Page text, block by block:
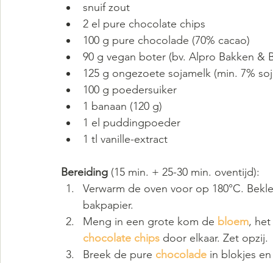
snuif zout
2 el pure chocolate chips
100 g pure chocolade (70% cacao)
90 g vegan boter (bv. Alpro Bakken &
125 g ongezoete sojamelk (min. 7%
100 g poedersuiker
1 banaan (120 g)
1 el puddingpoeder
1 tl vanille-extract
Bereiding (15 min. + 25-30 min. oventijd):
Verwarm de oven voor op 180°C.
bakpapier.
Meng in een grote kom de bloem, het
chocolate chips door elkaar. Zet opzij.
Breek de pure chocolade in blokjes